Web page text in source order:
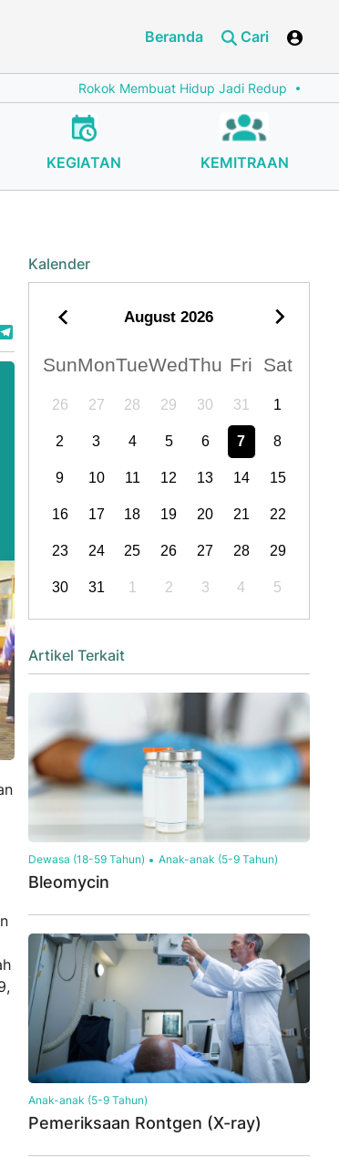
Beranda Cari
Rokok Membuat Hidup Jadi Redup Cegah Stunting
KEGIATAN KEMITRAAN
Kalender
August 2026
SunMonTueWedThu Fri Sat
26 27 28 29 30 31 1
2 3 4 5 6 7 8
9 10 11 12 13 14 15
16 17 18 19 20 21 22
23 24 25 26 27 28 29
30 31 1 2 3 4 5
Artikel Terkait
Dewasa (18-59 Tahun) Anak-anak (5-9 Tahun)
Bleomycin
Anak-anak (5-9 Tahun)
Pemeriksaan Rontgen (X-ray)